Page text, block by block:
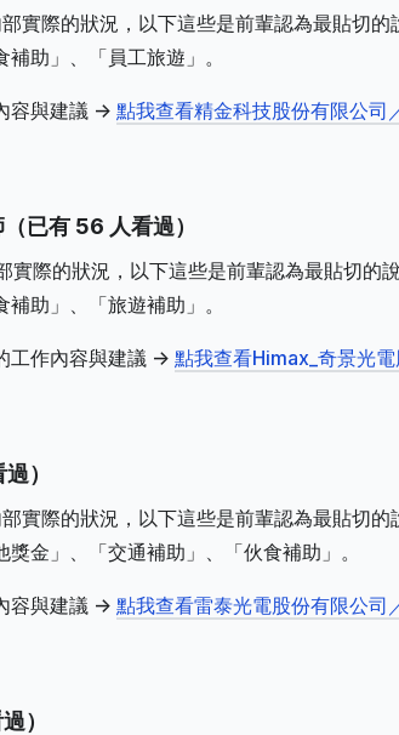
實際的狀況，以下這些是前輩認為最貼切的
助」、「員工旅遊」。
容與建議 -> 點我查看精金科技股份有限公司
已有 56 人看過）
際的狀況，以下這些是前輩認為最貼切的說
助」、「旅遊補助」。
工作內容與建議 -> 點我查看Himax_奇景光電
）
實際的狀況，以下這些是前輩認為最貼切的
金」、「交通補助」、「伙食補助」。
容與建議 -> 點我查看雷泰光電股份有限公司
）